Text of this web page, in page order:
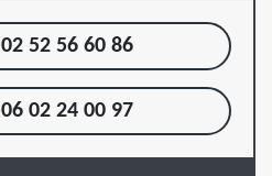
02 52 56 60 86
06 02 24 00 97